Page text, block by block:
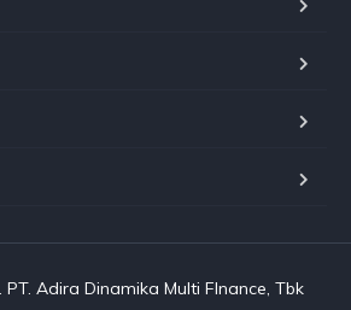
Adira Dinamika Multi FInance, Tbk